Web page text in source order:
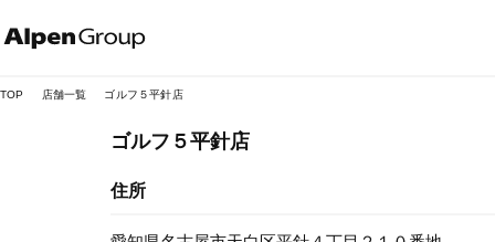
TOP 店舗一覧 ゴルフ５平針店
ゴルフ５平針店
住所